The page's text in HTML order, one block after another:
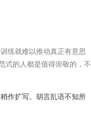
练就难以推动真正有意思
式的人都是值得崇敬的，不
作扩写。胡言乱语不知所